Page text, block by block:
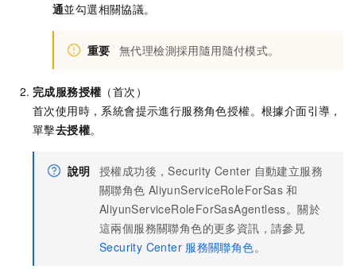
通並勾選相關協議。
重要 無代理檢測採用隨用隨付模式。
完成服務授權 （首次）
首次使用時，系統會提示進行服務角色授權。根據介面引導，
單擊去授權。
說明 授權成功後，Security Center 自動建立服務
關聯角色 AliyunServiceRoleForSas 和
AliyunServiceRoleForSasAgentless。關於
這兩個服務關聯角色的更多資訊，請參見
Security Center 服務關聯角色。